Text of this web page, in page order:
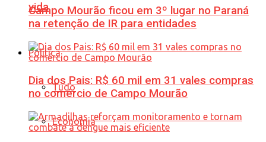
vida
Política
Tudo
Economia
Campo Mourão ficou em 3º lugar no Paraná
na retenção de IR para entidades
Dia dos Pais: R$ 60 mil em 31 vales compras
no comércio de Campo Mourão